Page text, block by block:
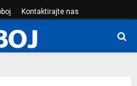
Kontaktirajte nas